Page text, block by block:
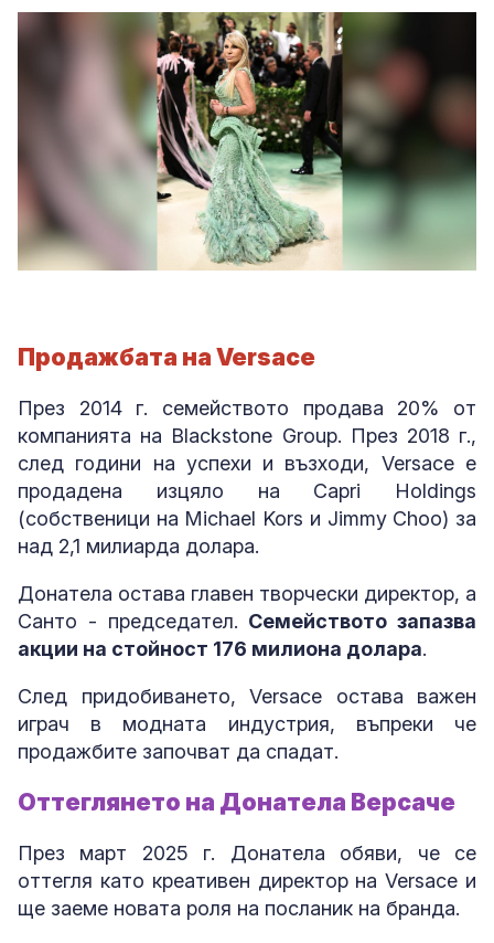
Продажбата на Versace
През 2014 г. семейството продава 20% от
компанията на Blackstone Group. През 2018 г.,
след години на успехи и възходи, Versace е
продадена изцяло на Capri Holdings
(собственици на Michael Kors и Jimmy Choo) за
над 2,1 милиарда долара.
Донатела остава главен творчески директор, а
Санто - председател. Семейството запазва
акции на стойност 176 милиона долара.
След придобиването, Versace остава важен
играч в модната индустрия, въпреки че
продажбите започват да спадат.
Оттеглянето на Донатела Версаче
През март 2025 г. Донатела обяви, че се
оттегля като креативен директор на Versace и
ще заеме новата роля на посланик на бранда.